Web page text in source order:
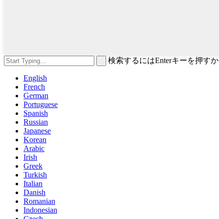
検索するにはEnterキーを押す
English
French
German
Portuguese
Spanish
Russian
Japanese
Korean
Arabic
Irish
Greek
Turkish
Italian
Danish
Romanian
Indonesian